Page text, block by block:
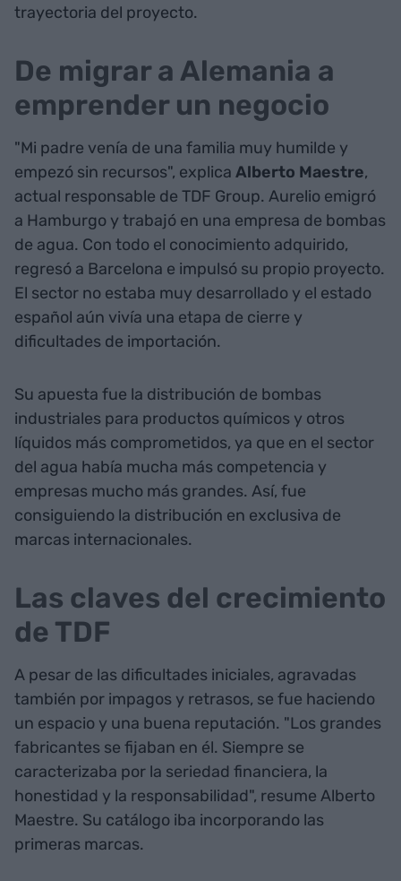
trayectoria del proyecto.
De migrar a Alemania a
emprender un negocio
"Mi padre venía de una familia muy humilde y
empezó sin recursos", explica Alberto Maestre,
actual responsable de TDF Group. Aurelio emigró
a Hamburgo y trabajó en una empresa de bombas
de agua. Con todo el conocimiento adquirido,
regresó a Barcelona e impulsó su propio proyecto.
El sector no estaba muy desarrollado y el estado
español aún vivía una etapa de cierre y
dificultades de importación.
Su apuesta fue la distribución de bombas
industriales para productos químicos y otros
líquidos más comprometidos, ya que en el sector
del agua había mucha más competencia y
empresas mucho más grandes. Así, fue
consiguiendo la distribución en exclusiva de
marcas internacionales.
Las claves del crecimiento
de TDF
A pesar de las dificultades iniciales, agravadas
también por impagos y retrasos, se fue haciendo
un espacio y una buena reputación. "Los grandes
fabricantes se fijaban en él. Siempre se
caracterizaba por la seriedad financiera, la
honestidad y la responsabilidad", resume Alberto
Maestre. Su catálogo iba incorporando las
primeras marcas.